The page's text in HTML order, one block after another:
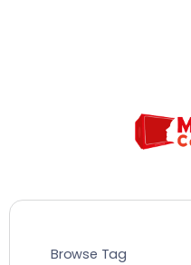
Browse Tag